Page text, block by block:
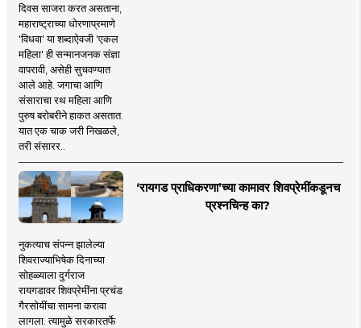
दिवस साजरा करत असताना,
महाराष्ट्राच्या धोरणाप्रमाणे
'विधवा' या शब्दाऐवजी 'एकल
महिला' ही सन्मानजनक संज्ञा
वापरावी, असेही सुचवण्यात
आले आहे. जगाचा आणि
संसाराचा रथ महिला आणि
पुरुष बरोबरीने हाकत असतात.
यात एक चाक जरी निखळले,
तरी संसारर..
‘रायगड प्राधिकरणा’च्या कामावर शिवप्रेमींकडूनच
प्रश्नचिन्ह का?
नुकत्याच संपन्न झालेल्या
शिवराज्याभिषेक दिनाच्या
सोहळ्याला दुर्गराज
रायगडावर शिवप्रेमींना प्रचंड
गैरसोयींचा सामना करावा
लागला. त्यामुळे सरकारतर्फे